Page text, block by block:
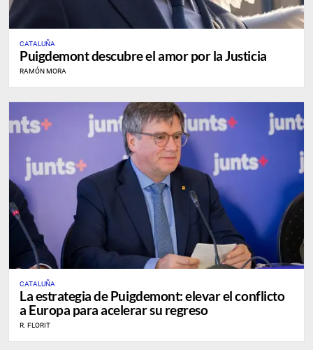
CATALUÑA
Puigdemont descubre el amor por la Justicia
RAMÓN MORA
CATALUÑA
La estrategia de Puigdemont: elevar el conflicto
a Europa para acelerar su regreso
R. FLORIT